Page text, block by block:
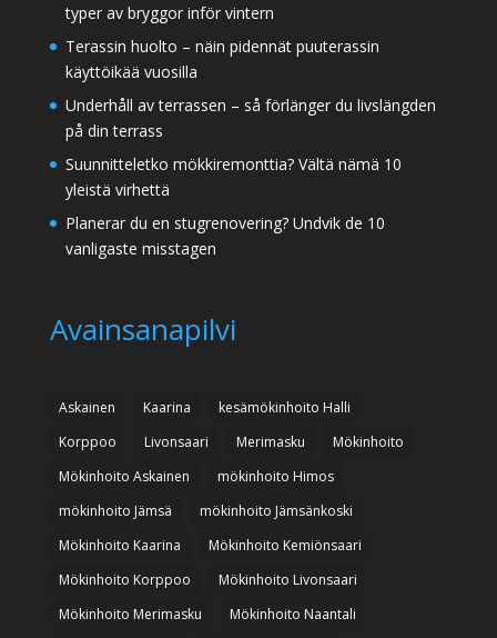
typer av bryggor inför vintern
Terassin huolto – näin pidennät puuterassin
käyttöikää vuosilla
Underhåll av terrassen – så förlänger du livslängden
på din terrass
Suunnitteletko mökkiremonttia? Vältä nämä 10
yleistä virhettä
Planerar du en stugrenovering? Undvik de 10
vanligaste misstagen
Avainsanapilvi
Askainen Kaarina
kesämökinhoito Halli
Korppoo
Livonsaari Merimasku
Mökinhoito
Mökinhoito Askainen
mökinhoito Himos
mökinhoito Jämsä
mökinhoito Jämsänkoski
Mökinhoito Kaarina
Mökinhoito Kemiönsaari
Mökinhoito Korppoo
Mökinhoito Livonsaari
Mökinhoito Merimasku
Mökinhoito Naantali